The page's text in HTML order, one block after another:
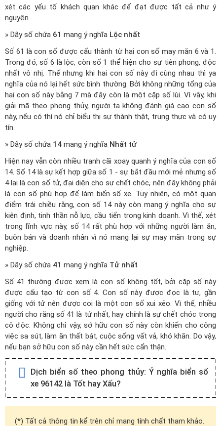
xét các yếu tố khách quan khác để đạt được tất cả như ý
nguyện.
» Dãy số chứa 61 mang ý nghĩa Lộc nhất
Số 61 là con số được cấu thành từ hai con số may mắn 6 và 1.
Trong đó, số 6 là lộc, còn số 1 thể hiện cho sự tiên phong, độc
nhất vô nhị. Thế nhưng khi hai con số này đi cùng nhau thì ya
nghĩa của nó lại hết sức bình thường. Bởi không những tổng của
hai con số này bằng 7 mà đây còn là một cặp số lùi. Vì vậy, khi
giải mã theo phong thủy, người ta không đánh giá cao con số
này, nếu có thì nó chỉ biểu thị sự thành thật, trung thực và có uy
tín.
» Dãy số chứa 14 mang ý nghĩa Nhất tử
Hiện nay vẫn còn nhiều tranh cãi xoay quanh ý nghĩa của con số
14. Số 14 là sự kết hợp giữa số 1 - sự bắt đầu mới mẻ nhưng số
4 lại là con số tử, đại diện cho sự chết chóc, nên đây không phải
là con số phù hợp để làm biển số xe. Tuy nhiên, có một quan
điểm trái chiều rằng, con số 14 này còn mang ý nghĩa cho sự
kiên định, tinh thần nỗ lực, cầu tiến trong kinh doanh. Vì thế, xét
trong lĩnh vực này, số 14 rất phù hợp với những người làm ăn,
buôn bán và doanh nhân vì nó mang lại sự may mắn trong sự
nghiệp.
» Dãy số chứa 41 mang ý nghĩa Tử nhất
Số 41 thường được xem là con số không tốt, bởi cặp số này
được cấu tạo từ con số 4. Con số này được đọc là tư, gần
giống với tử nên được coi là một con số xui xẻo. Vì thế, nhiều
người cho rằng số 41 là tử nhất, hay chính là sự chết chóc trong
cô độc. Không chỉ vậy, sở hữu con số này còn khiến cho công
việc sa sút, làm ăn thất bát, cuộc sống vất vả, khó khăn. Do vậy,
nếu bạn sở hữu con số này cần hết sức cẩn thận.
Dịch biển số theo phong thủy: Ý nghĩa biển số
xe 96142 là Tốt hay Xấu?
(*) Tất cả thông tin kể trên chỉ mang tính chất tham khảo.